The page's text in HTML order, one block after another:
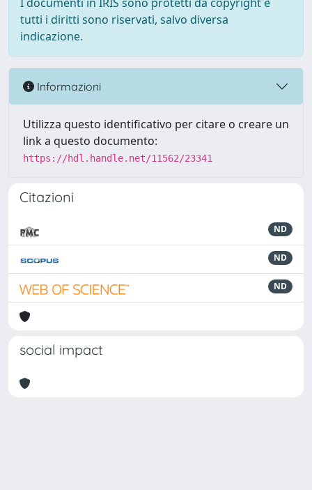
tutti i diritti sono riservati, salvo diversa
indicazione.
Informazioni
Utilizza questo identificativo per citare o creare un
link a questo documento:
https://hdl.handle.net/11562/23341
Citazioni
ND
ND
ND
social impact